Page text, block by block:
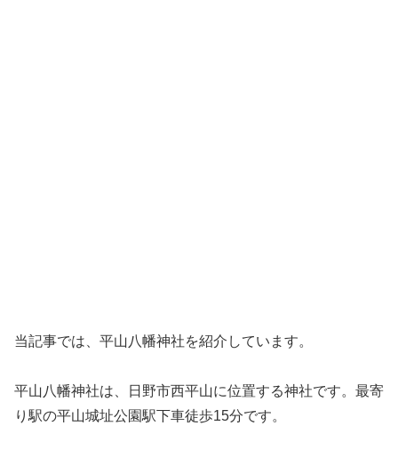
当記事では、平山八幡神社を紹介しています。
平山八幡神社は、日野市西平山に位置する神社です。最寄
り駅の平山城址公園駅下車徒歩15分です。